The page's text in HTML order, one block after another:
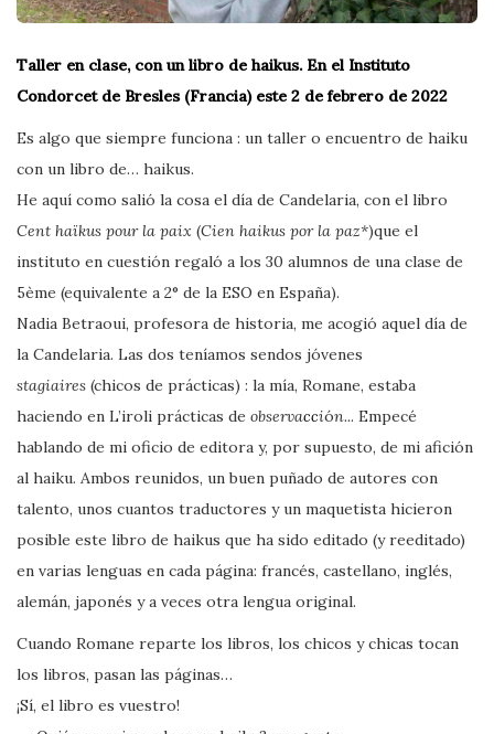
Taller en clase, con un libro de haikus. En el Instituto
Condorcet de Bresles (Francia) este 2 de febrero de 2022
Es algo que siempre funciona : un taller o encuentro de haiku
con un libro de… haikus.
He aquí como salió la cosa el día de Candelaria, con el libro
Cent haïkus pour la paix (Cien haikus por la paz*)que el
instituto en cuestión regaló a los 30 alumnos de una clase de
5ème (equivalente a 2° de la ESO en España).
Nadia Betraoui, profesora de historia, me acogió aquel día de
la Candelaria. Las dos teníamos sendos jóvenes
stagiaires (chicos de prácticas) : la mía, Romane, estaba
haciendo en L’iroli prácticas de observacción... Empecé
hablando de mi oficio de editora y, por supuesto, de mi afición
al haiku. Ambos reunidos, un buen puñado de autores con
talento, unos cuantos traductores y un maquetista hicieron
posible este libro de haikus que ha sido editado (y reeditado)
en varias lenguas en cada página: francés, castellano, inglés,
alemán, japonés y a veces otra lengua original.
Cuando Romane reparte los libros, los chicos y chicas tocan
los libros, pasan las páginas…
¡Sí, el libro es vuestro!